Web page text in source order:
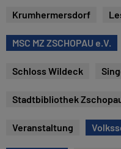
e
Krumhermersdorf
MSC MZ ZSCHOPAU e.V.
Schloss Wildeck
Stadtbibliothek
Veranstaltung